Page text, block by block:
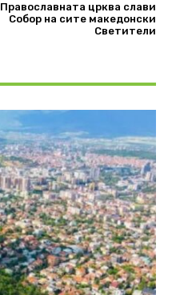
Православната црква слави
Собор на сите македонски
Светители